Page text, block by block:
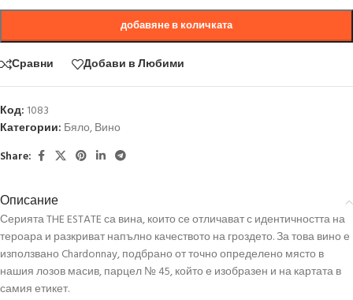
добавяне в количката
Сравни Добави в Любими
Код: 1083
Категории: Бяло,Вино
Share:
Описание
Серията THE ESTATE са вина, които се отличават с идентичността на
тероара и разкриват напълно качеството на гроздето. За това вино е
използвано Chardonnay, подбрано от точно определено място в
нашия лозов масив, парцел № 45, който е изобразен и на картата в
самия етикет.